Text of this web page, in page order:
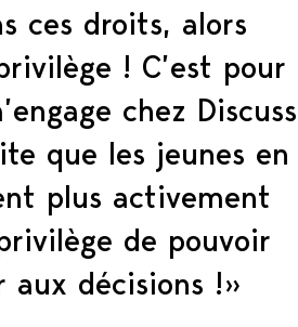
ces droits, alors
! C’est pour
chez Discuss
que les jeunes en
plus activement
de pouvoir
aux décisions !»